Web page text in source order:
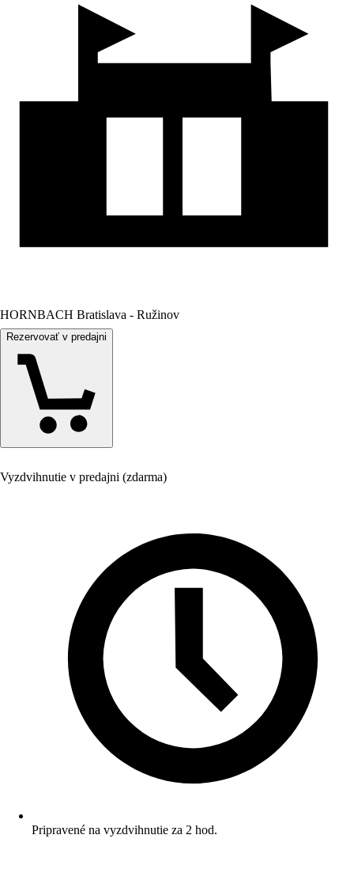
HORNBACH Bratislava - Ružinov
Rezervovať v predajni
Vyzdvihnutie v predajni (zdarma)
Pripravené na vyzdvihnutie za 2 hod.